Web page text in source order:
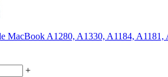
MacBook A1280, A1330, A1184,
+